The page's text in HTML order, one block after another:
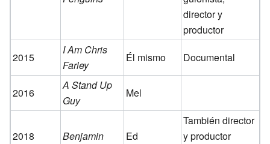
director y
productor
2015
I Am Chris
Farley
Él mismo Documental
2016
A Stand Up
Guy
Mel
2018 Benjamin Ed
También director
y productor